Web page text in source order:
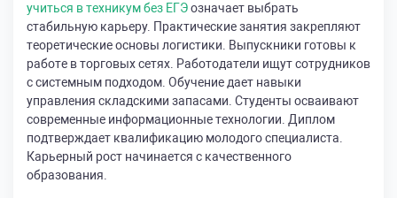
учиться в техникум без ЕГЭозначает выбрать
стабильную карьеру. Практические занятия закрепляют
теоретические основы логистики. Выпускники готовы к
работе в торговых сетях. Работодатели ищут сотрудников
с системным подходом. Обучение дает навыки
управления складскими запасами. Студенты осваивают
современные информационные технологии. Диплом
подтверждает квалификацию молодого специалиста.
Карьерный рост начинается с качественного
образования.